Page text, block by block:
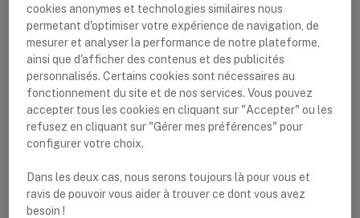
De plus, les téléphones DECT présentent l’avantage de
pouvoir relier plusieurs combinés à une même base.
De cette façon, vous pouvez avoir un téléphone
disponible dans plusieurs pièces.
Enfin, il y a les casques DECT. Ces écouteurs peuvent
passer des appels avec le casque tout en conservant
une portée de ~ 50 m (au bureau) à ~ 300 m (à
cookies anonymes et technologies similaires nous
permetant d'optimiser votre expérience de navigation, de
mesurer et analyser la performance de notre plateforme,
ainsi que d'afficher des contenus et des publicités
personnalisés. Certains cookies sont nécessaires au
fonctionnement du site et de nos services. Vous pouvez
accepter tous les cookies en cliquant sur "Accepter" ou les
refusez en cliquant sur "Gérer mes préférences" pour
configurer votre choix.
Dans les deux cas, nous serons toujours là pour vous et
ravis de pouvoir vous aider à trouver ce dont vous avez
besoin !